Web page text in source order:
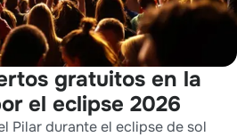
gratuitos en la
el eclipse 2026
Pilar durante el eclipse de sol